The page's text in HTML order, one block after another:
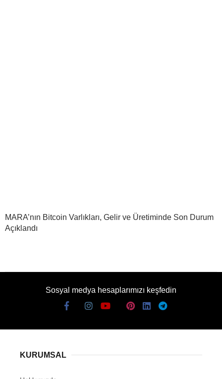
MARA’nın Bitcoin Varlıkları, Gelir ve Üretiminde Son Durum
Açıklandı
Sosyal medya hesaplarımızı keşfedin
KURUMSAL